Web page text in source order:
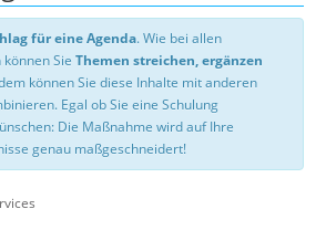
für eine Agenda. Wie bei allen
Sie Themen streichen, ergänzen
können Sie diese Inhalte mit anderen
Egal ob Sie eine Schulung
Die Maßnahme wird auf Ihre
genau maßgeschneidert!